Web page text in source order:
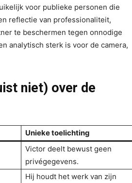
voor publieke personen die
reflectie van professionaliteit,
te beschermen tegen onnodige
analytisch sterk is voor de camera,
niet) over de
Unieke toelichting
Victor deelt bewust geen
privégegevens.
Hij houdt het werk van zijn